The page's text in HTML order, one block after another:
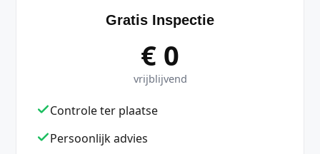
Gratis Inspectie
€ 0
vrijblijvend
Controle ter plaatse
Persoonlijk advies